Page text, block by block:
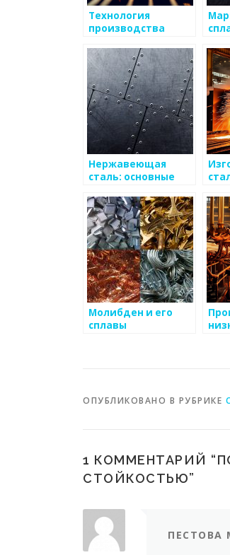
Технология
производства
стали
Нержавеющая
сталь: основные
применение
Молибден и его
сплавы
ОПУБЛИКОВАНО В РУБРИКЕ
1 КОММЕНТАРИЙ “
СТОЙКОСТЬЮ”
ПЕСТОВА